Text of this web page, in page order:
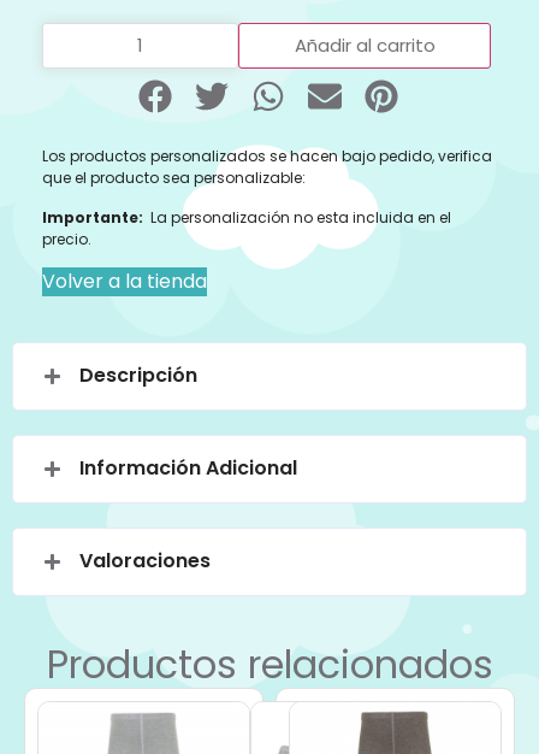
Añadir al carrito
Los productos personalizados se hacen bajo pedido, verifica
que el producto sea personalizable:
Importante: La personalización no esta incluida en el
precio.
Volver a la tienda
Descripción
Información Adicional
Valoraciones
Productos relacionados